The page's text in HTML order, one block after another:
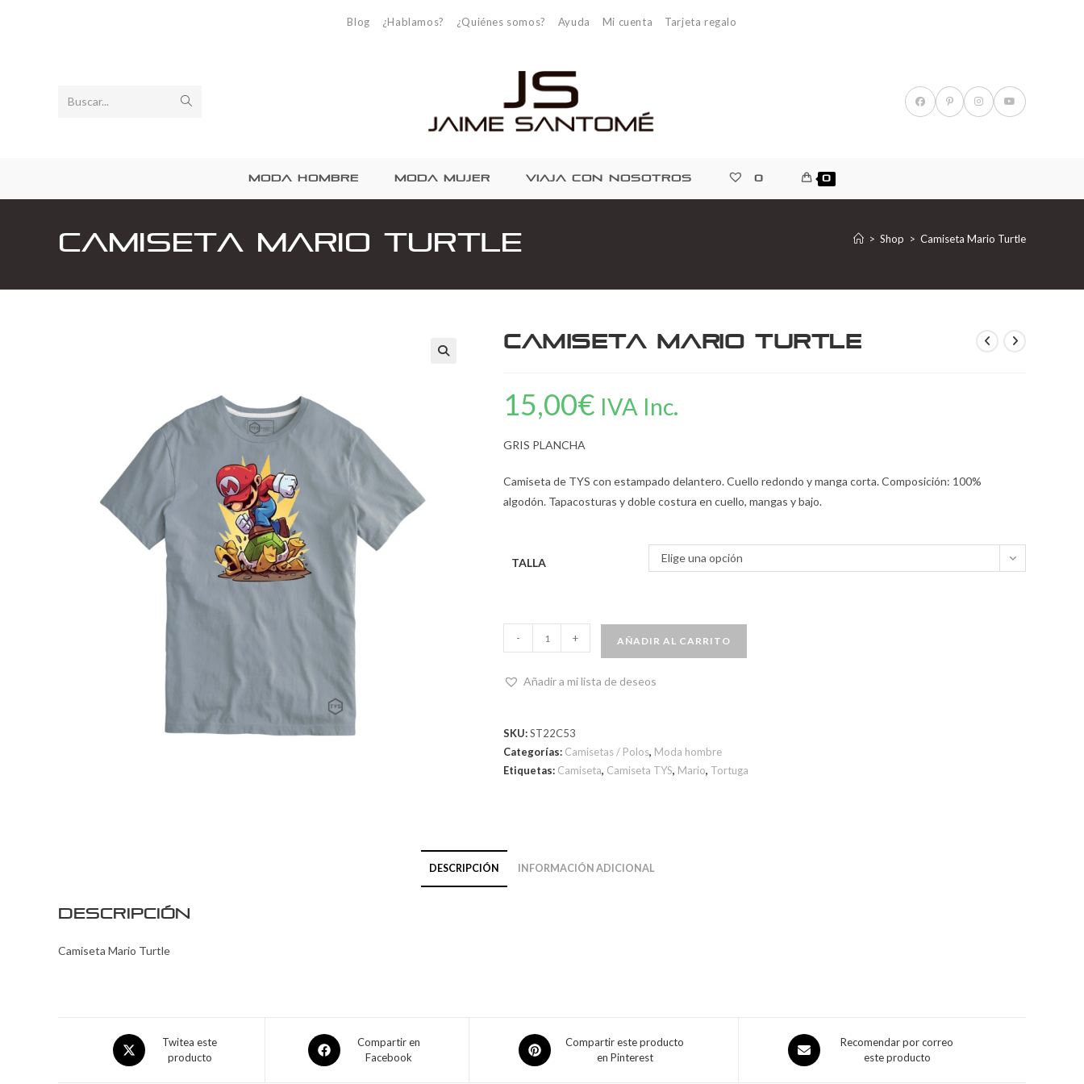
Blog ¿Hablamos? ¿Quiénes somos? Ayuda Mi cuenta Tarjeta regalo
Buscar...
MODA HOMBRE MODA MUJER VIAJA CON NOSOTROS 0 0
Camiseta Mario Turtle > Shop > Camiseta Mario Turtle
Camiseta Mario Turtle
15,00€ IVA Inc.
GRIS PLANCHA
Camiseta de TYS con estampado delantero. Cuello redondo y manga corta. Composición: 100%
algodón. Tapacosturas y doble costura en cuello, mangas y bajo.
TALLA Elige una opción
- + AÑADIR AL CARRITO
Añadir a mi lista de deseos
SKU:ST22C53
Categorías: Camisetas / Polos, Moda hombre
Etiquetas: Camiseta, Camiseta TYS, Mario, Tortuga
DESCRIPCIÓN INFORMACIÓN ADICIONAL
Descripción
Camiseta Mario Turtle
Twitea este
producto
Compartir en
Facebook
Compartir este producto
en Pinterest
Recomendar por correo
este producto